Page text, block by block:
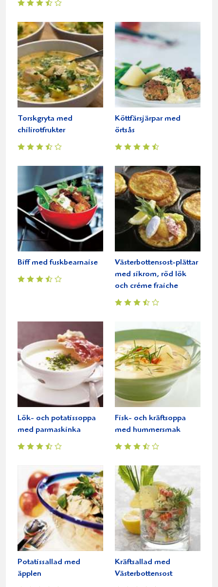
Torskgryta med
chilirotfrukter
Köttfärsjärpar med
örtsås
Biff med fuskbearnaise
Västerbottensost-plättar
med sikrom, röd lök
och créme fraiche
Lök- och potatissoppa
med parmaskinka
Fisk- och kräftsoppa
med hummersmak
Potatissallad med
äpplen
Kräftsallad med
Västerbottensost